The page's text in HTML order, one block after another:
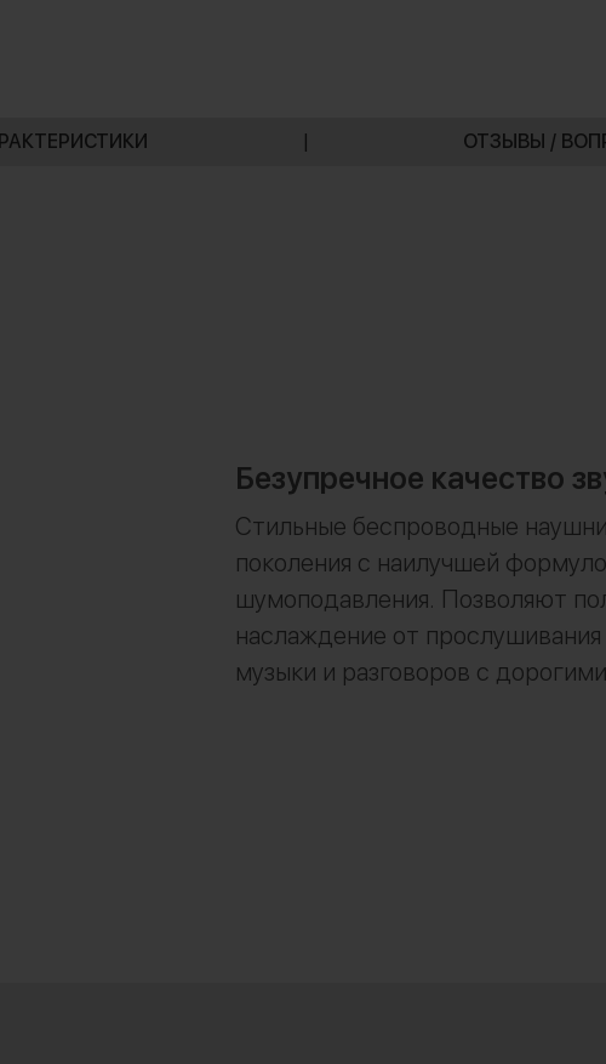
| ОТЗЫВЫ /
Безупречное качество
Стильные беспроводные
поколения с наилучшей
шумоподавления. Позволяют
наслаждение от
музыки и разговоров с